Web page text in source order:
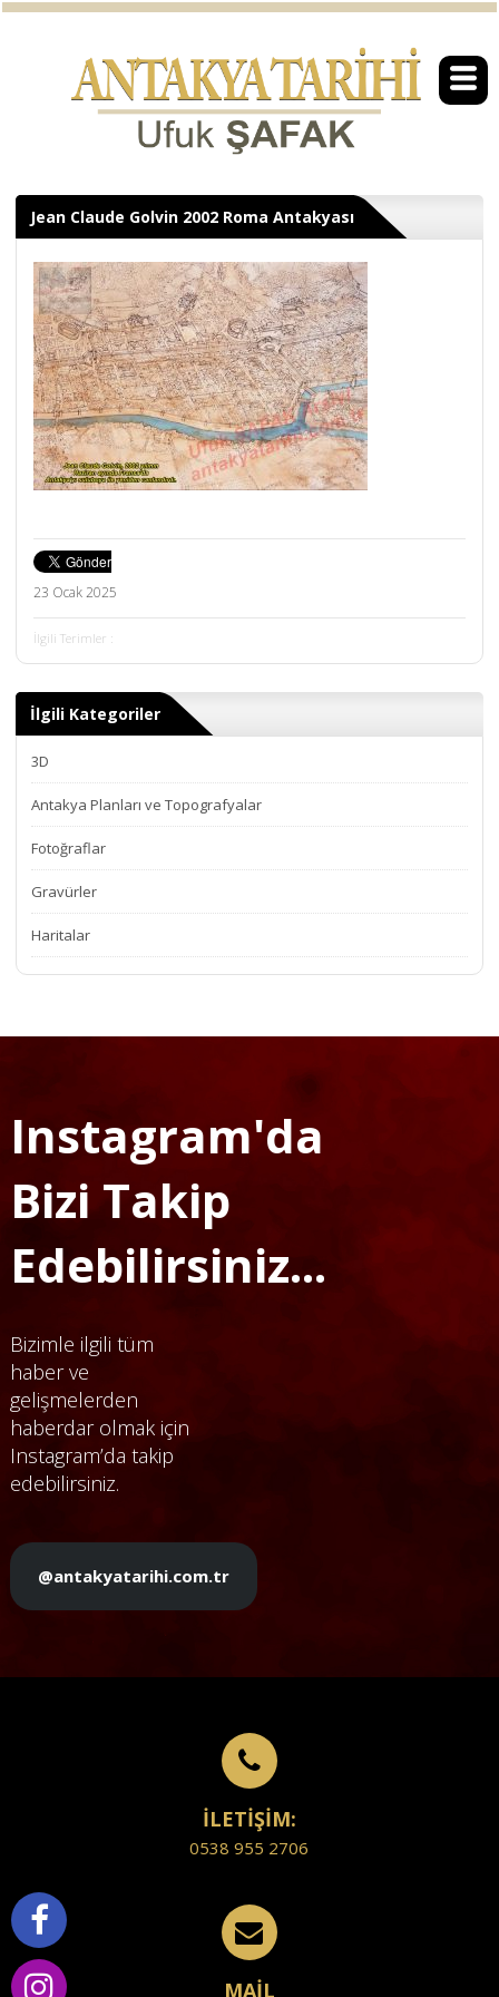
Jean Claude Golvin 2002 Roma Antakyası
23 Ocak 2025
İlgili Terimler :
İlgili Kategoriler
3D
Antakya Planları ve Topografyalar
Fotoğraflar
Gravürler
Haritalar
Instagram'da
Bizi Takip
Edebilirsiniz...
Bizimle ilgili tüm
haber ve
gelişmelerden
haberdar olmak için
Instagram’da takip
edebilirsiniz.
@antakyatarihi.com.tr
İLETİŞİM:
0538 955 2706
MAİL